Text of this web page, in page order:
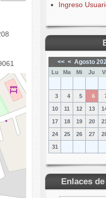
Ingreso
<< < Agosto
Lu Ma Mi Ju
3 4 5 6
10 11 12 13
17 18 19 20 21
24 25 26 27
31
Enlaces